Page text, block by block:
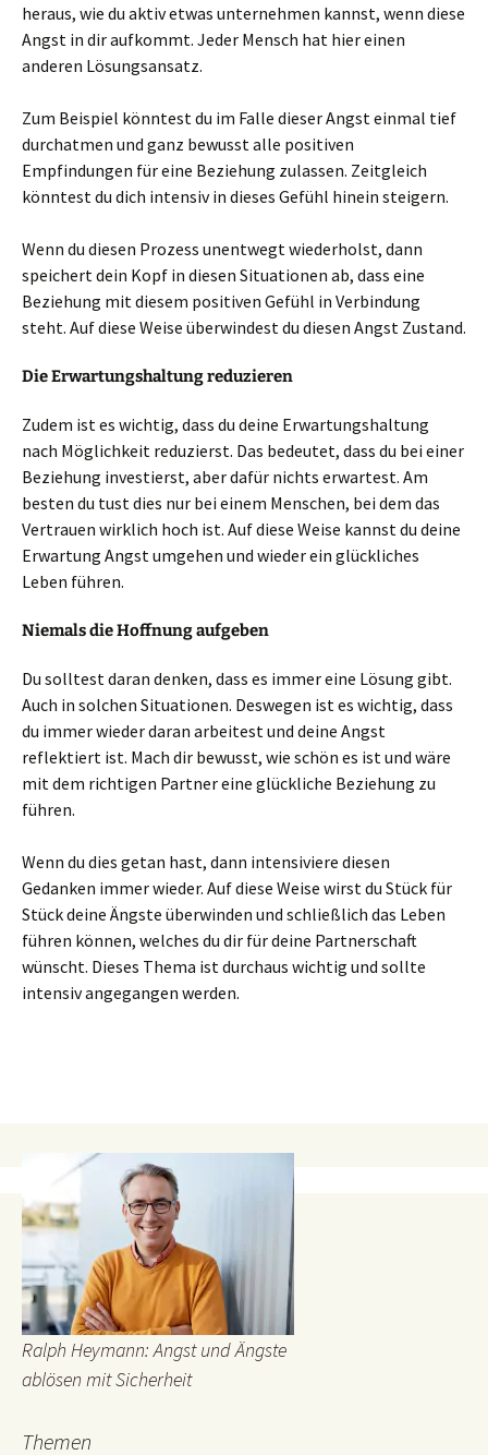
heraus, wie du aktiv etwas unternehmen kannst, wenn diese
Angst in dir aufkommt. Jeder Mensch hat hier einen
anderen Lösungsansatz.
Zum Beispiel könntest du im Falle dieser Angst einmal tief
durchatmen und ganz bewusst alle positiven
Empfindungen für eine Beziehung zulassen. Zeitgleich
könntest du dich intensiv in dieses Gefühl hinein steigern.
Wenn du diesen Prozess unentwegt wiederholst, dann
speichert dein Kopf in diesen Situationen ab, dass eine
Beziehung mit diesem positiven Gefühl in Verbindung
steht. Auf diese Weise überwindest du diesen Angst Zustand.
Die Erwartungshaltung reduzieren
Zudem ist es wichtig, dass du deine Erwartungshaltung
nach Möglichkeit reduzierst. Das bedeutet, dass du bei einer
Beziehung investierst, aber dafür nichts erwartest. Am
besten du tust dies nur bei einem Menschen, bei dem das
Vertrauen wirklich hoch ist. Auf diese Weise kannst du deine
Erwartung Angst umgehen und wieder ein glückliches
Leben führen.
Niemals die Hoffnung aufgeben
Du solltest daran denken, dass es immer eine Lösung gibt.
Auch in solchen Situationen. Deswegen ist es wichtig, dass
du immer wieder daran arbeitest und deine Angst
reflektiert ist. Mach dir bewusst, wie schön es ist und wäre
mit dem richtigen Partner eine glückliche Beziehung zu
führen.
Wenn du dies getan hast, dann intensiviere diesen
Gedanken immer wieder. Auf diese Weise wirst du Stück für
Stück deine Ängste überwinden und schließlich das Leben
führen können, welches du dir für deine Partnerschaft
wünscht. Dieses Thema ist durchaus wichtig und sollte
intensiv angegangen werden.
Ralph Heymann: Angst und Ängste
ablösen mit Sicherheit
Themen